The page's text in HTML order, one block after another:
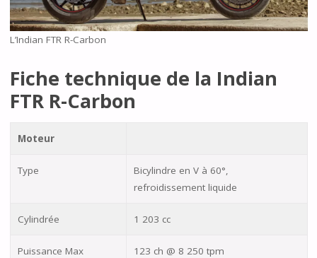
L’Indian FTR R-Carbon
Fiche technique de la Indian
FTR R-Carbon
Moteur
Type
Bicylindre en V à 60°,
refroidissement liquide
Cylindrée 1 203 cc
Puissance Max 123 ch @ 8 250 tpm